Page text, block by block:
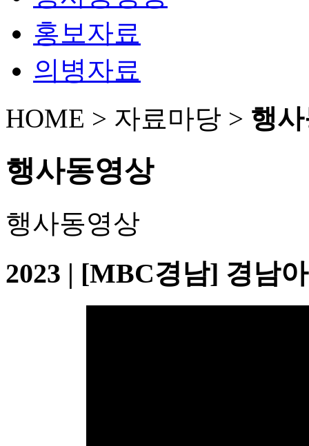
홍보자료
의병자료
HOME > 자료마당 > 행
행사동영상
행사동영상
2023 | [MBC경남] 경남